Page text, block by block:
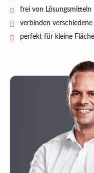
frei von Lösungsmitteln
verbinden
perfekt für kleine